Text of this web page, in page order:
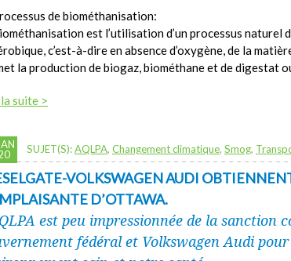
de biométhanisation:
est l’utilisation d’un processus naturel
c’est-à-dire en absence d’oxygène, de la
la production de biogaz, biométhane et de digestat
suite >
SUJET(S):AQLPA, Changement climatique, Smog,
VOLKSWAGEN AUDI
D’OTTAWA.
est peu impressionnée de la sanction
fédéral et Volkswagen Audi